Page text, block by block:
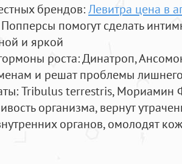
брендов:Левитра цена в
помогут сделать
и яркой
роста: Динатроп,
и решат проблемы
Tribulus terrestris, Мориамин
организма, вернут
органов, омолодят